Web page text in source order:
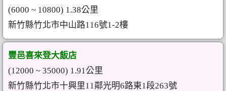
(6000 ~ 10800) 1.38公里
新竹縣竹北市中山路116號1-2樓
豐邑喜來登大飯店
(12000 ~ 35000) 1.91公里
新竹縣竹北市十興里11鄰光明6路東1段263號